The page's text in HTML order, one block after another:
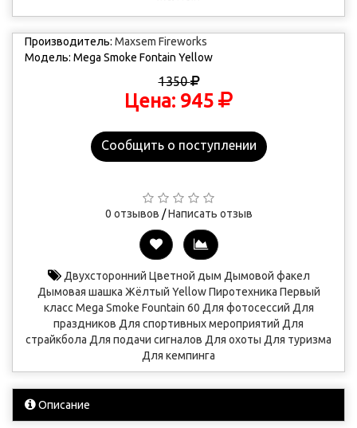
Производитель: Maxsem Fireworks
Модель: Mega Smoke Fontain Yellow
1350
Цена: 945
Сообщить о поступлении
0 отзывов /Написать отзыв
Двухсторонний Цветной дым Дымовой факел
Дымовая шашка Жёлтый Yellow Пиротехника Первый
класс Mega Smoke Fountain 60 Для фотосессий Для
праздников Для спортивных мероприятий Для
страйкбола Для подачи сигналов Для охоты Для туризма
Для кемпинга
Описание